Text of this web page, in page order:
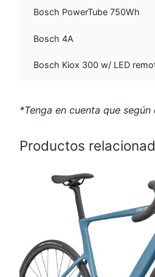
Bosch PowerTube 750Wh
Bosch 4A
Bosch Kiox 300 w/ LED
*Tenga en cuenta que
Productos